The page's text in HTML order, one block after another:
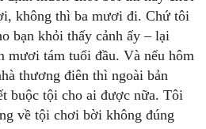
không thì ba mươi đi. Chứ tôi
bạn khỏi thấy cảnh ấy – lại
mươi tám tuổi đầu. Và nếu hôm
thương điên thì ngoài bản
buộc tội cho ai được nữa. Tôi
về tội chơi bời không đúng